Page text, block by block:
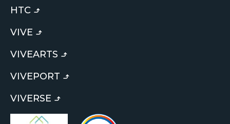
HTC
VIVE
VIVEARTS
VIVEPORT
VIVERSE